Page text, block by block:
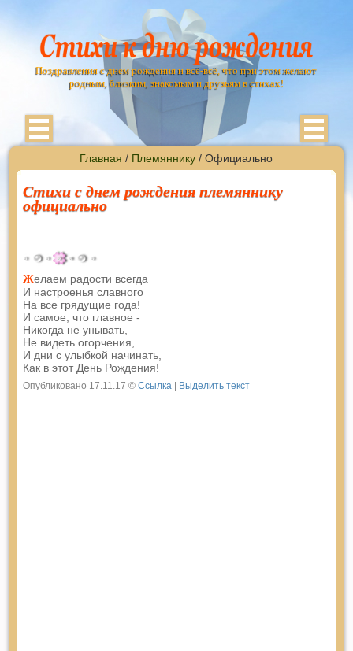
Поздравления с днем рождения и всё-всё, что при этом желают
родным, близким, знакомым и друзьям в стихах!
Главная / Племяннику / Официально
Стихи с днем рождения племяннику
официально
Желаем радости всегда
И настроенья славного
На все грядущие года!
И самое, что главное -
Никогда не унывать,
Не видеть огорчения,
И дни с улыбкой начинать,
Как в этот День Рождения!
Опубликовано 17.11.17 © Ссылка| Выделить текст